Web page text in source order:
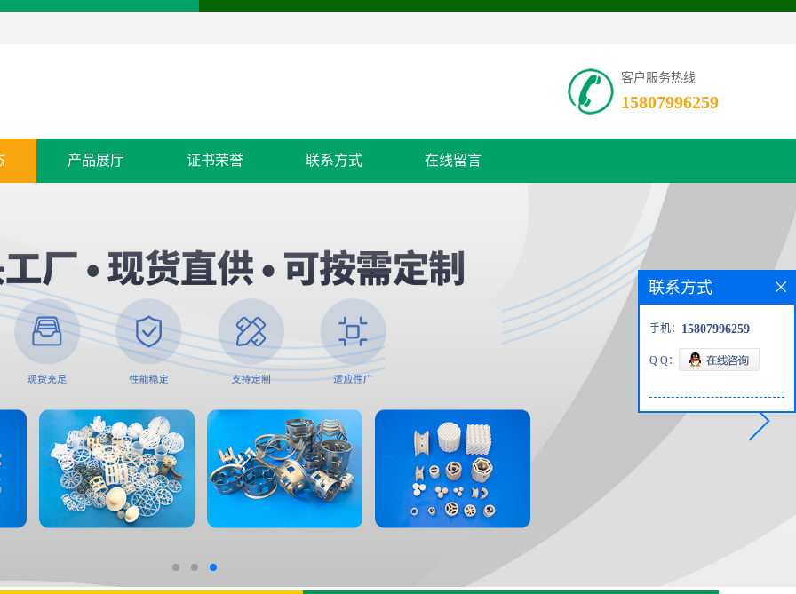
客户服务热线
15807996259
产品展厅 证书荣誉 联系方式 在线留言
联系方式
手机： 15807996259
Q Q：